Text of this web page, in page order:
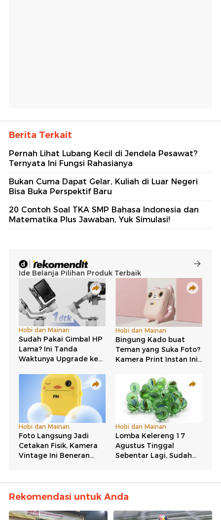
Berita Terkait
Pernah Lihat Lubang Kecil di Jendela Pesawat?
Ternyata Ini Fungsi Rahasianya
Bukan Cuma Dapat Gelar, Kuliah di Luar Negeri
Bisa Buka Perspektif Baru
20 Contoh Soal TKA SMP Bahasa Indonesia dan
Matematika Plus Jawaban, Yuk Simulasi!
Rekomendasi untuk Anda